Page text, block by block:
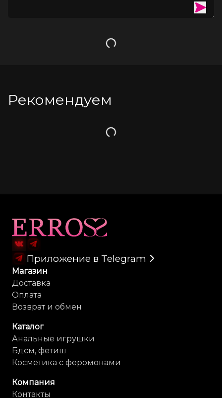
Загрузка
Рекомендуем
Загрузка
Приложение в Telegram
Магазин
Доставка
Оплата
Возврат и обмен
Каталог
Анальные игрушки
Бдсм, фетиш
Косметика с феромонами
Компания
Контакты
Карта сайта